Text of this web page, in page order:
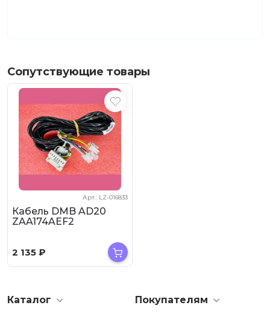
Сопутствующие товары
Арт.: LZ-016833
Кабель DMB AD20
ZAA174AEF2
2 135₽
Каталог Покупателям